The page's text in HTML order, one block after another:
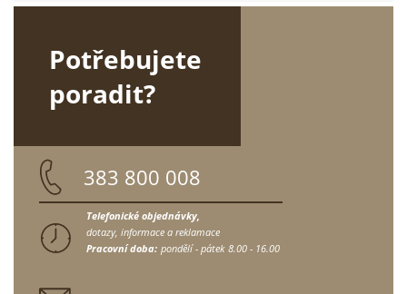
Potřebujete
poradit?
383 800 008
Telefonické objednávky,
dotazy, informace a reklamace
Pracovní doba: pondělí - pátek 8.00 - 16.00